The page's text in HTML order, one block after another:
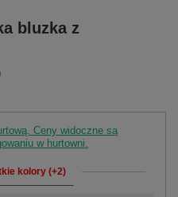
bluzka z
Ceny widoczne są
w hurtowni.
kolory (+2)